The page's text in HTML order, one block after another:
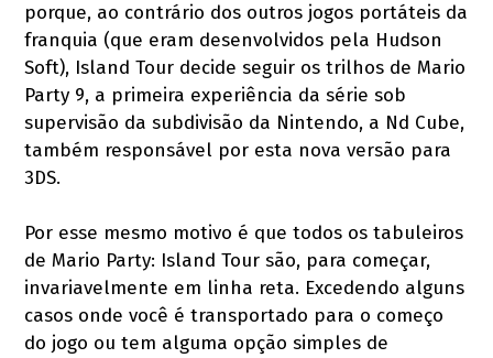
porque, ao contrário dos outros jogos portáteis da
franquia (que eram desenvolvidos pela Hudson
Soft), Island Tour decide seguir os trilhos de Mario
Party 9, a primeira experiência da série sob
supervisão da subdivisão da Nintendo, a Nd Cube,
também responsável por esta nova versão para
3DS.
Por esse mesmo motivo é que todos os tabuleiros
de Mario Party: Island Tour são, para começar,
invariavelmente em linha reta. Excedendo alguns
casos onde você é transportado para o começo
do jogo ou tem alguma opção simples de